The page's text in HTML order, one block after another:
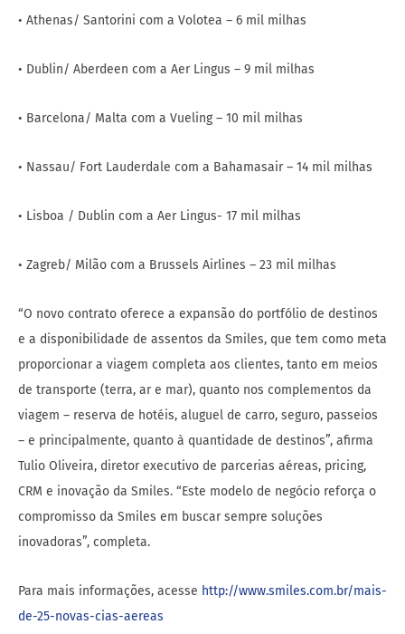
• Athenas/ Santorini com a Volotea – 6 mil milhas
• Dublin/ Aberdeen com a Aer Lingus – 9 mil milhas
• Barcelona/ Malta com a Vueling – 10 mil milhas
• Nassau/ Fort Lauderdale com a Bahamasair – 14 mil milhas
• Lisboa / Dublin com a Aer Lingus- 17 mil milhas
• Zagreb/ Milão com a Brussels Airlines – 23 mil milhas
“O novo contrato oferece a expansão do portfólio de destinos
e a disponibilidade de assentos da Smiles, que tem como meta
proporcionar a viagem completa aos clientes, tanto em meios
de transporte (terra, ar e mar), quanto nos complementos da
viagem – reserva de hotéis, aluguel de carro, seguro, passeios
– e principalmente, quanto à quantidade de destinos”, afirma
Tulio Oliveira, diretor executivo de parcerias aéreas, pricing,
CRM e inovação da Smiles. “Este modelo de negócio reforça o
compromisso da Smiles em buscar sempre soluções
inovadoras”, completa.
Para mais informações, acesse http://www.smiles.com.br/mais-
de-25-novas-cias-aereas